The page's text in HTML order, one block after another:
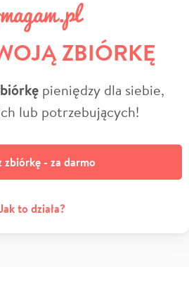
ZBIÓRKĘ
pieniędzy dla siebie,
lub potrzebujących!
zbiórkę - za darmo
to działa?